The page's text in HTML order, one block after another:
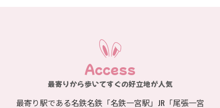
最寄りから歩いてすぐの好立地が人気
Access
最寄り駅である名鉄名鉄「名鉄一宮駅」JR「尾張一宮